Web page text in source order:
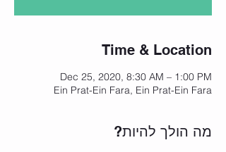
Time & Location
Dec 25, 2020, 8:30 AM – 1:00 PM
Ein Prat-Ein Fara, Ein Prat-Ein Fara
?מה הולך להיות